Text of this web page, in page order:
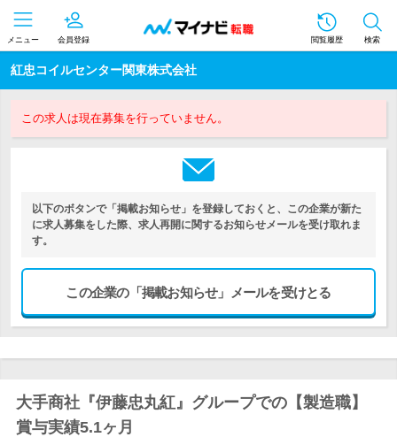
メニュー 会員登録 閲覧履歴 検索
紅忠コイルセンター関東株式会社
この求人は現在募集を行っていません。
以下のボタンで「掲載お知らせ」を登録しておくと、この企業が新た
に求人募集をした際、求人再開に関するお知らせメールを受け取れま
す。
この企業の「掲載お知らせ」メールを受けとる
大手商社『伊藤忠丸紅』グループでの【製造職】
賞与実績5.1ヶ月